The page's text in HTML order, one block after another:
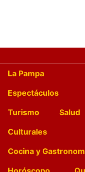
La Pampa
Espectáculos
Turismo
Salud
Culturales
Cocina y